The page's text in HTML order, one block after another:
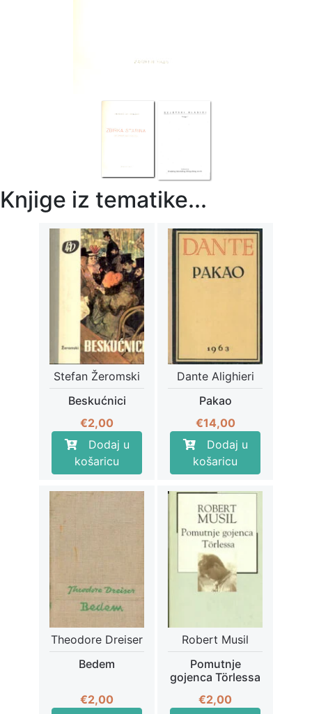
Knjige iz tematike...
Stefan Žeromski
Beskućnici
€2,00
Dodaj u
košaricu
Dante Alighieri
Pakao
€14,00
Dodaj u
košaricu
Theodore Dreiser
Bedem
€2,00
Robert Musil
Pomutnje
gojenca Törlessa
€2,00